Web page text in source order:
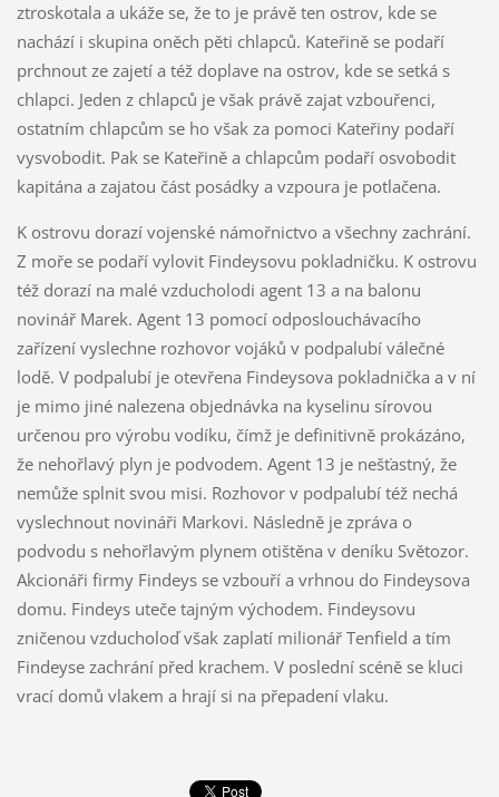
ztroskotala a ukáže se, že to je právě ten ostrov, kde se
nachází i skupina oněch pěti chlapců. Kateřině se podaří
prchnout ze zajetí a též doplave na ostrov, kde se setká s
chlapci. Jeden z chlapců je však právě zajat vzbouřenci,
ostatním chlapcům se ho však za pomoci Kateřiny podaří
vysvobodit. Pak se Kateřině a chlapcům podaří osvobodit
kapitána a zajatou část posádky a vzpoura je potlačena.
K ostrovu dorazí vojenské námořnictvo a všechny zachrání.
Z moře se podaří vylovit Findeysovu pokladničku. K ostrovu
též dorazí na malé vzducholodi agent 13 a na balonu
novinář Marek. Agent 13 pomocí odposlouchávacího
zařízení vyslechne rozhovor vojáků v podpalubí válečné
lodě. V podpalubí je otevřena Findeysova pokladnička a v ní
je mimo jiné nalezena objednávka na kyselinu sírovou
určenou pro výrobu vodíku, čímž je definitivně prokázáno,
že nehořlavý plyn je podvodem. Agent 13 je nešťastný, že
nemůže splnit svou misi. Rozhovor v podpalubí též nechá
vyslechnout novináři Markovi. Následně je zpráva o
podvodu s nehořlavým plynem otištěna v deníku Světozor.
Akcionáři firmy Findeys se vzbouří a vrhnou do Findeysova
domu. Findeys uteče tajným východem. Findeysovu
zničenou vzducholoď však zaplatí milionář Tenfield a tím
Findeyse zachrání před krachem. V poslední scéně se kluci
vrací domů vlakem a hrají si na přepadení vlaku.